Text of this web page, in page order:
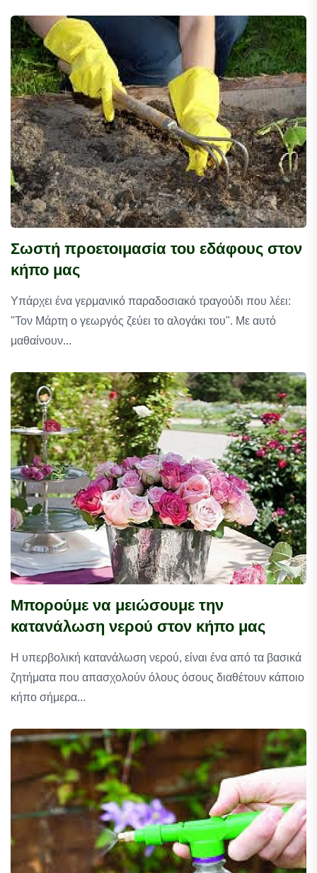
Σωστή προετοιμασία του εδάφους στον
κήπο μας
Υπάρχει ένα γερμανικό παραδοσιακό τραγούδι που λέει:
"Τον Μάρτη ο γεωργός ζεύει το αλογάκι του". Με αυτό
μαθαίνουν...
Μπορούμε να μειώσουμε την
κατανάλωση νερού στον κήπο μας
Η υπερβολική κατανάλωση νερού, είναι ένα από τα βασικά
ζητήματα που απασχολούν όλους όσους διαθέτουν κάποιο
κήπο σήμερα...